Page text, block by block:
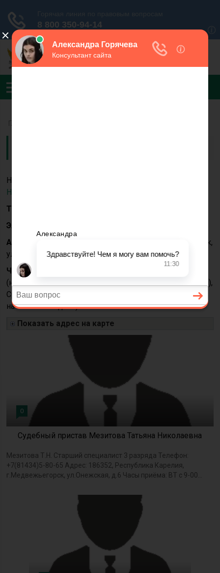
Начальник отдела — старший судебный пристав
Никитин Андрей Алексеевич
Телефон:
Электронная почта:
Адрес:
186352, Республика Карелия, г.Медвежьегорск,
ул.Онежская, д.6
Часы приёма:
(начальник отдела, судебные приставы — исполнители),
Ср с 09.00 до 13.00, с 14.00 до 18.00 (заместители
начальника отдела)
Показать адрес на карте
0
Судебный пристав Мезитова Татьяна Николаевна
Мезитова Т.Н. Старший специалист 3 разряда Телефон:
+7(81434)5-80-65 Адрес: 186352, Республика Карелия,
г.Медвежьегорск, ул.Онежская, д.6 Часы приёма: ВТ с 9-00...